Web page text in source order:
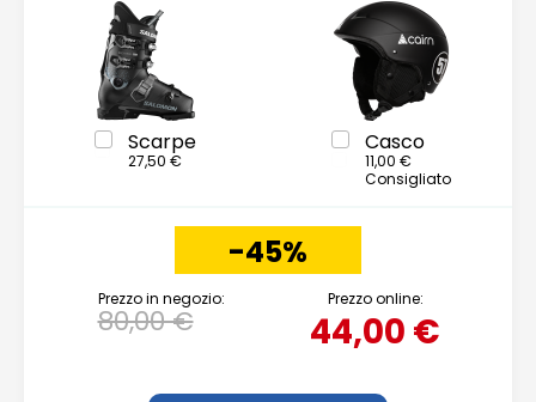
Scarpe
27,50 €
Casco
11,00 €
Consigliato
-45%
Prezzo in negozio:
80,00 €
Prezzo online:
44,00 €